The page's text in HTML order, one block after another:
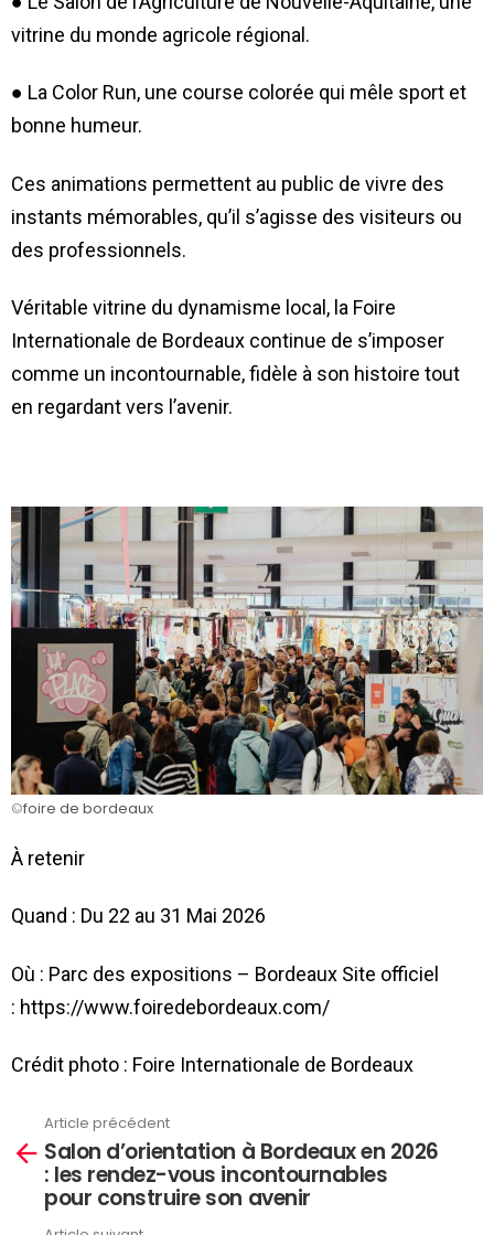
vitrine du monde agricole régional.
● La Color Run, une course colorée qui mêle sport et
bonne humeur.
Ces animations permettent au public de vivre des
instants mémorables, qu’il s’agisse des visiteurs ou
des professionnels.
Véritable vitrine du dynamisme local, la Foire
Internationale de Bordeaux continue de s’imposer
comme un incontournable, fidèle à son histoire tout
en regardant vers l’avenir.
©️foire de bordeaux
À retenir
Quand : Du 22 au 31 Mai 2026
Où : Parc des expositions – Bordeaux Site officiel
: https://www.foiredebordeaux.com/
Crédit photo : Foire Internationale de Bordeaux
savoir
Article précédent
Salon d’orientation à Bordeaux en 2026
: les rendez-vous incontournables
pour construire son avenir